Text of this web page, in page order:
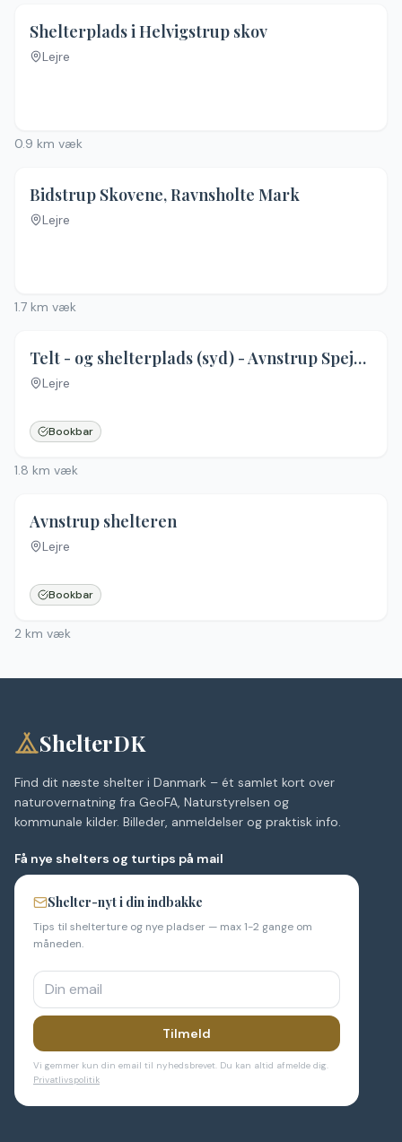
Shelterplads i Helvigstrup skov
Lejre
0.9 km væk
Bidstrup Skovene, Ravnsholte Mark
Lejre
1.7 km væk
Telt - og shelterplads (syd) - Avnstrup Spejdercenter ved Særløse Overdrev
Lejre
Bookbar
1.8 km væk
Avnstrup shelteren
Lejre
Bookbar
2 km væk
ShelterDK
Find dit næste shelter i Danmark – ét samlet kort over
naturovernatning fra GeoFA, Naturstyrelsen og
kommunale kilder. Billeder, anmeldelser og praktisk info.
Få nye shelters og turtips på mail
Shelter-nyt i din indbakke
Tips til shelterture og nye pladser — max 1-2 gange om
måneden.
Tilmeld
Vi gemmer kun din email til nyhedsbrevet. Du kan altid afmelde dig.
Privatlivspolitik